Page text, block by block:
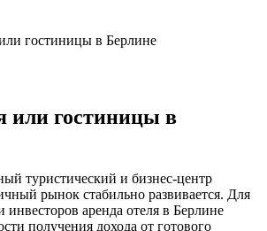
гостиницы в Берлине
или гостиницы в
туристический и бизнес-центр
рынок стабильно развивается. Для
аренда отеля в Берлине
получения дохода от готового